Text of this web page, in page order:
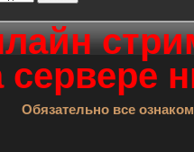
Обязательно все